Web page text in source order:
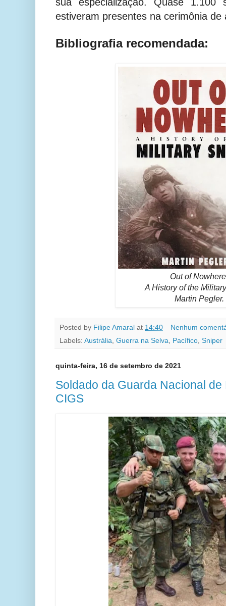
estiveram presentes na cerimônia de
Bibliografia recomendada:
Out of
A History of the
Martin Pegler.
Posted by Filipe Amaral at 14:40
Nenhum
Labels: Austrália, Guerra na Selva, Pacífico, Sniper
quinta-feira, 16 de setembro de 2021
Soldado da Guarda Nacional
CIGS